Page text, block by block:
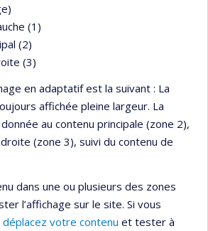
(1)
(2)
(3)
en adaptatif est la suivant : La
affichée pleine largeur. La
au contenu principale (zone 2),
(zone 3), suivi du contenu de
dans une ou plusieurs des zones
l’affichage sur le site. Si vous
déplacez votre contenu et tester à